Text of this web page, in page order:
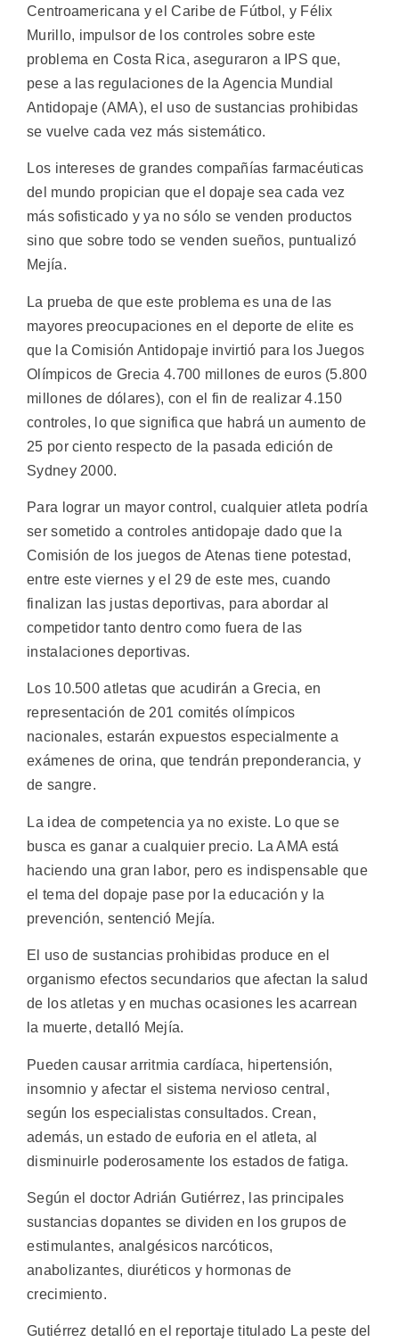
Centroamericana y el Caribe de Fútbol, y Félix
Murillo, impulsor de los controles sobre este
problema en Costa Rica, aseguraron a IPS que,
pese a las regulaciones de la Agencia Mundial
Antidopaje (AMA), el uso de sustancias prohibidas
se vuelve cada vez más sistemático.
Los intereses de grandes compañías farmacéuticas
del mundo propician que el dopaje sea cada vez
más sofisticado y ya no sólo se venden productos
sino que sobre todo se venden sueños, puntualizó
Mejía.
La prueba de que este problema es una de las
mayores preocupaciones en el deporte de elite es
que la Comisión Antidopaje invirtió para los Juegos
Olímpicos de Grecia 4.700 millones de euros (5.800
millones de dólares), con el fin de realizar 4.150
controles, lo que significa que habrá un aumento de
25 por ciento respecto de la pasada edición de
Sydney 2000.
Para lograr un mayor control, cualquier atleta podría
ser sometido a controles antidopaje dado que la
Comisión de los juegos de Atenas tiene potestad,
entre este viernes y el 29 de este mes, cuando
finalizan las justas deportivas, para abordar al
competidor tanto dentro como fuera de las
instalaciones deportivas.
Los 10.500 atletas que acudirán a Grecia, en
representación de 201 comités olímpicos
nacionales, estarán expuestos especialmente a
exámenes de orina, que tendrán preponderancia, y
de sangre.
La idea de competencia ya no existe. Lo que se
busca es ganar a cualquier precio. La AMA está
haciendo una gran labor, pero es indispensable que
el tema del dopaje pase por la educación y la
prevención, sentenció Mejía.
El uso de sustancias prohibidas produce en el
organismo efectos secundarios que afectan la salud
de los atletas y en muchas ocasiones les acarrean
la muerte, detalló Mejía.
Pueden causar arritmia cardíaca, hipertensión,
insomnio y afectar el sistema nervioso central,
según los especialistas consultados. Crean,
además, un estado de euforia en el atleta, al
disminuirle poderosamente los estados de fatiga.
Según el doctor Adrián Gutiérrez, las principales
sustancias dopantes se dividen en los grupos de
estimulantes, analgésicos narcóticos,
anabolizantes, diuréticos y hormonas de
crecimiento.
Gutiérrez detalló en el reportaje titulado La peste del